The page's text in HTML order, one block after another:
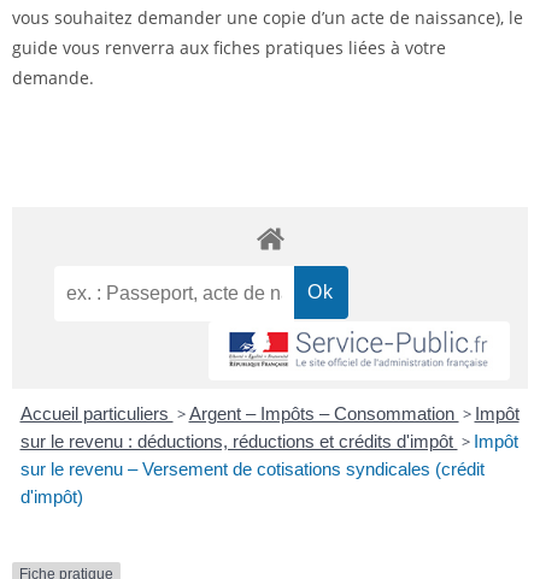
vous souhaitez demander une copie d’un acte de naissance), le
guide vous renverra aux fiches pratiques liées à votre
demande.
Accueil particuliers > Argent – Impôts – Consommation > Impôt
sur le revenu : déductions, réductions et crédits d'impôt > Impôt
sur le revenu – Versement de cotisations syndicales (crédit
d'impôt)
Fiche pratique